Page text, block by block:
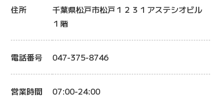
住所
千葉県松戸市松戸１２３１アステシオビル
１階
電話番号 047-375-8746
営業時間 07:00-24:00